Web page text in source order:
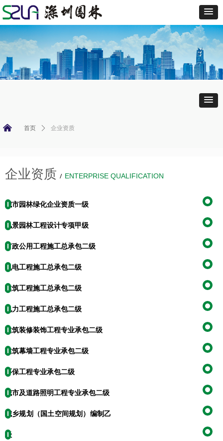
낀 首页 ꄲ 企业资质
企业资质 / ENTERPRISE QUALIFICATION
城市园林绿化企业资质一级
风景园林工程设计专项甲级
市政公用工程施工总承包二级
机电工程施工总承包二级
建筑工程施工总承包二级
电力工程施工总承包二级
建筑装修装饰工程专业承包二级
建筑幕墙工程专业承包二级
环保工程专业承包二级
城市及道路照明工程专业承包二级
城乡规划（国土空间规划）编制乙
级